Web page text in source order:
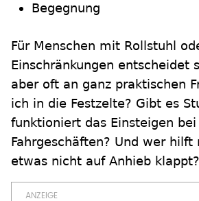
Begegnung
Für Menschen mit Rollstuhl
Einschränkungen entscheidet
aber oft an ganz praktischen
ich in die Festzelte? Gibt es
funktioniert das Einsteigen bei
Fahrgeschäften? Und wer hilft
etwas nicht auf Anhieb klappt?